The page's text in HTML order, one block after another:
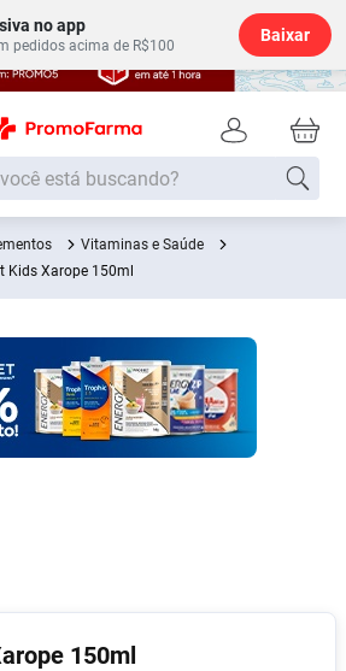
no app
pedidos acima de R$100
Baixar
Vitaminas e Saúde
Kids Xarope 150ml
150ml